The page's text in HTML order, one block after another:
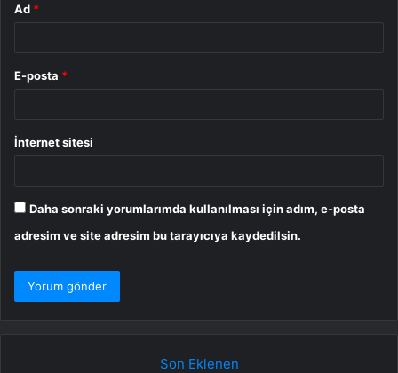
Ad *
E-posta *
İnternet sitesi
Daha sonraki yorumlarımda kullanılması için adım, e-posta
adresim ve site adresim bu tarayıcıya kaydedilsin.
Son Eklenen